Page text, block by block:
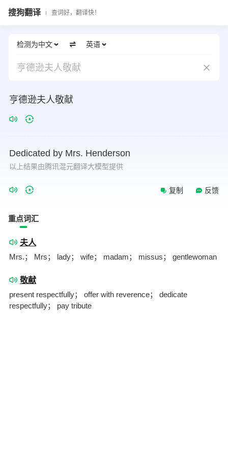
搜狗翻译 查词好，翻译快！
检测为中文 英语
亨德逊夫人敬献
亨德逊夫人敬献
Dedicated by Mrs. Henderson
以上结果由腾讯混元翻译大模型提供
复制 反馈
重点词汇
夫人
Mrs.； Mrs； lady； wife； madam； missus； gentlewoman
敬献
present respectfully； offer with reverence； dedicate
respectfully； pay tribute